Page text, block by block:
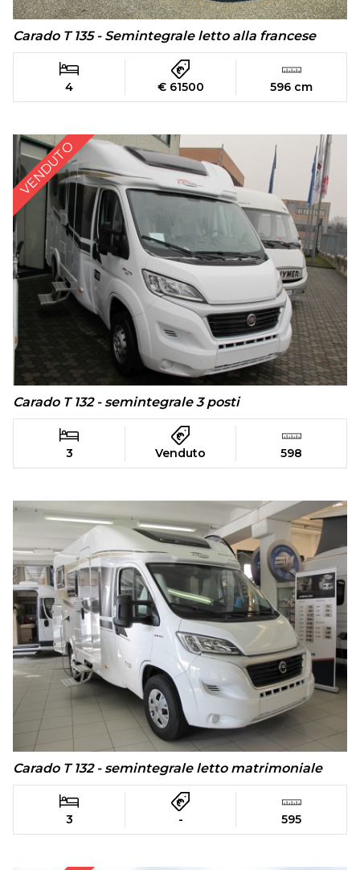
Carado T 135 - Semintegrale letto alla francese
4 € 61500 596 cm
VENDUTO
Carado T 132 - semintegrale 3 posti
3 Venduto 598
Carado T 132 - semintegrale letto matrimoniale
3 - 595